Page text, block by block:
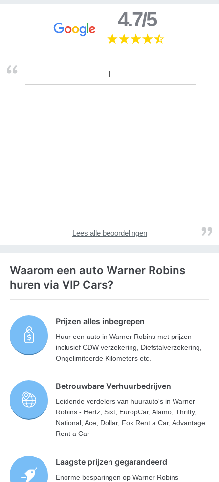
4.7/5
Lees alle beoordelingen
Waarom een auto Warner Robins
huren via VIP Cars?
Prijzen alles inbegrepen
Huur een auto in Warner Robins met prijzen
inclusief CDW verzekering, Diefstalverzekering,
Ongelimiteerde Kilometers etc.
Betrouwbare Verhuurbedrijven
Leidende verdelers van huurauto's in Warner
Robins - Hertz, Sixt, EuropCar, Alamo, Thrifty,
National, Ace, Dollar, Fox Rent a Car, Advantage
Rent a Car
Laagste prijzen gegarandeerd
Enorme besparingen op Warner Robins